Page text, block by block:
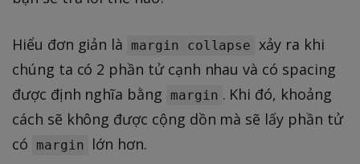
Hiểu đơn giản là margin collapse xảy ra khi
chúng ta có 2 phần tử cạnh nhau và có spacing
được định nghĩa bằng
margin . Khi đó, khoảng
cách sẽ không được cộng dồn mà sẽ lấy phần tử
có
margin lớn hơn.